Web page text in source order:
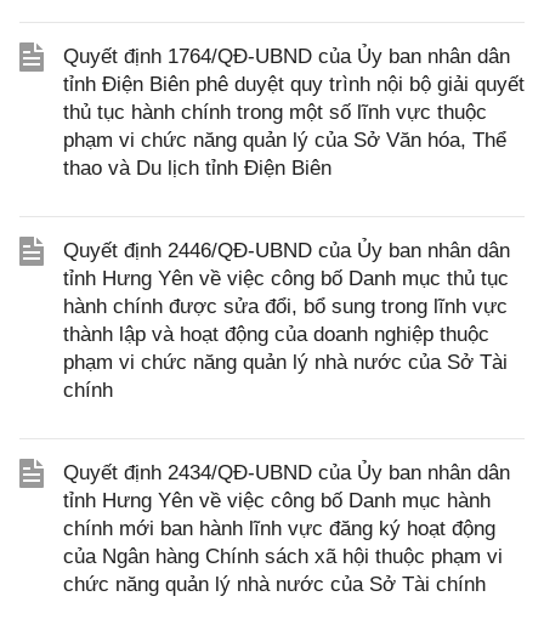
Quyết định 1764/QĐ-UBND của Ủy ban nhân dân
tỉnh Điện Biên phê duyệt quy trình nội bộ giải quyết
thủ tục hành chính trong một số lĩnh vực thuộc
phạm vi chức năng quản lý của Sở Văn hóa, Thể
thao và Du lịch tỉnh Điện Biên
Quyết định 2446/QĐ-UBND của Ủy ban nhân dân
tỉnh Hưng Yên về việc công bố Danh mục thủ tục
hành chính được sửa đổi, bổ sung trong lĩnh vực
thành lập và hoạt động của doanh nghiệp thuộc
phạm vi chức năng quản lý nhà nước của Sở Tài
chính
Quyết định 2434/QĐ-UBND của Ủy ban nhân dân
tỉnh Hưng Yên về việc công bố Danh mục hành
chính mới ban hành lĩnh vực đăng ký hoạt động
của Ngân hàng Chính sách xã hội thuộc phạm vi
chức năng quản lý nhà nước của Sở Tài chính